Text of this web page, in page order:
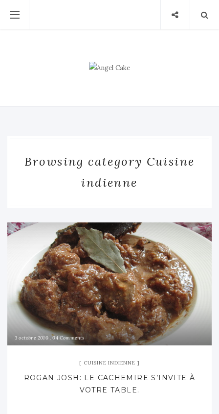
Browsing category Cuisine
indienne
3 octobre 2010 04 Comments
CUISINE INDIENNE
ROGAN JOSH: LE CACHEMIRE S’INVITE À
VOTRE TABLE.